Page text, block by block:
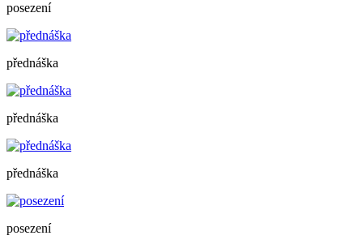
posezení
přednáška
přednáška
přednáška
posezení